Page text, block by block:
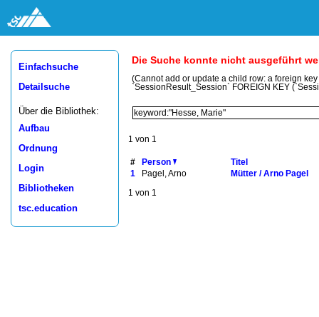
Einfachsuche
Detailsuche
Über die Bibliothek:
Aufbau
Ordnung
Login
Bibliotheken
tsc.education
Die Suche konnte nicht ausgeführt
(Cannot add or update a child row: a foreign
`SessionResult_Session` FOREIGN KEY
1 von 1
# Person
Titel
1
Pagel, Arno Mütter / Arno Pagel
1 von 1